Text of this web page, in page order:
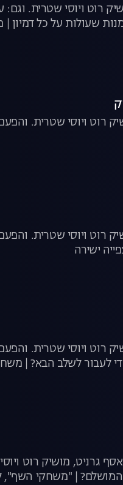
שעולות על כל דמיון
רוט ויוסי שטרית.
רוט ויוסי שטרית.
ישירה
רוט ויוסי שטרית.
לעבור לשלב הבא? |
גרניט, מושיק רוט
המושלם? | "משחקי השף",